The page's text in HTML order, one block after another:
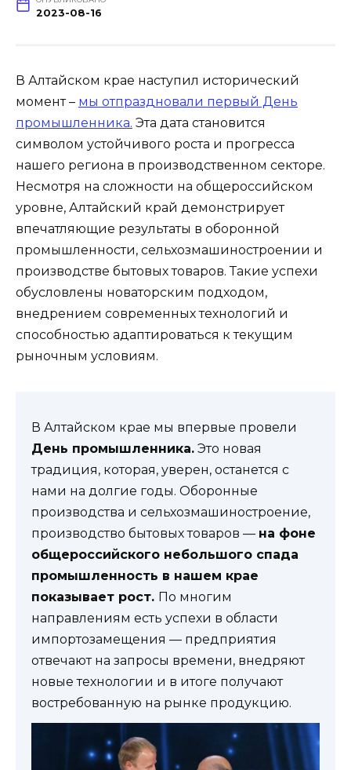
2023-08-16
В Алтайском крае наступил исторический
момент – мы отпраздновали первый День
промышленника. Эта дата становится
символом устойчивого роста и прогресса
нашего региона в производственном секторе.
Несмотря на сложности на общероссийском
уровне, Алтайский край демонстрирует
впечатляющие результаты в оборонной
промышленности, сельхозмашиностроении и
производстве бытовых товаров. Такие успехи
обусловлены новаторским подходом,
внедрением современных технологий и
способностью адаптироваться к текущим
рыночным условиям.
В Алтайском крае мы впервые провели
День промышленника. Это новая
традиция, которая, уверен, останется с
нами на долгие годы. Оборонные
производства и сельхозмашиностроение,
производство бытовых товаров — на фоне
общероссийского небольшого спада
промышленность в нашем крае
показывает рост. По многим
направлениям есть успехи в области
импортозамещения — предприятия
отвечают на запросы времени, внедряют
новые технологии и в итоге получают
востребованную на рынке продукцию.